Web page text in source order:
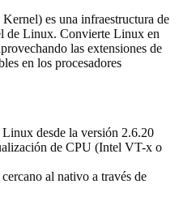
es una infraestructura de
de Linux. Convierte Linux en
las extensiones de
en los procesadores
desde la versión 2.6.20
de CPU (Intel VT-x o
al nativo a través de